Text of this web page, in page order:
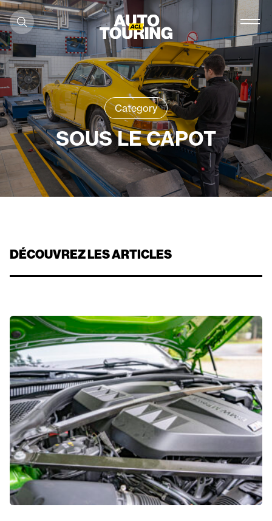
Aller au contenu
Category
SOUS LE CAPOT
DÉCOUVREZ LES ARTICLES